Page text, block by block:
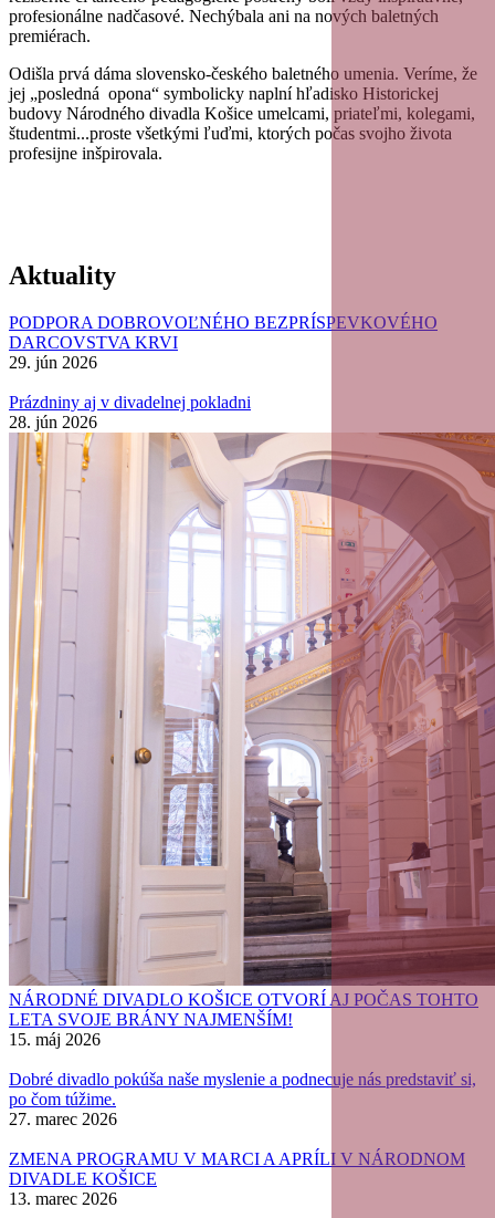
profesionálne nadčasové. Nechýbala ani na nových baletných
premiérach.
Odišla prvá dáma slovensko-českého baletného umenia. Veríme, že
jej „posledná opona“ symbolicky naplní hľadisko Historickej
budovy Národného divadla Košice umelcami, priateľmi, kolegami,
študentmi...proste všetkými ľuďmi, ktorých počas svojho života
profesijne inšpirovala.
Aktuality
PODPORA DOBROVOĽNÉHO BEZPRÍSPEVKOVÉHO
DARCOVSTVA KRVI
29. jún 2026
Prázdniny aj v divadelnej pokladni
28. jún 2026
NÁRODNÉ DIVADLO KOŠICE OTVORÍ AJ POČAS TOHTO
LETA SVOJE BRÁNY NAJMENŠÍM!
15. máj 2026
Dobré divadlo pokúša naše myslenie a podnecuje nás predstaviť si,
po čom túžime.
27. marec 2026
ZMENA PROGRAMU V MARCI A APRÍLI V NÁRODNOM
DIVADLE KOŠICE
13. marec 2026